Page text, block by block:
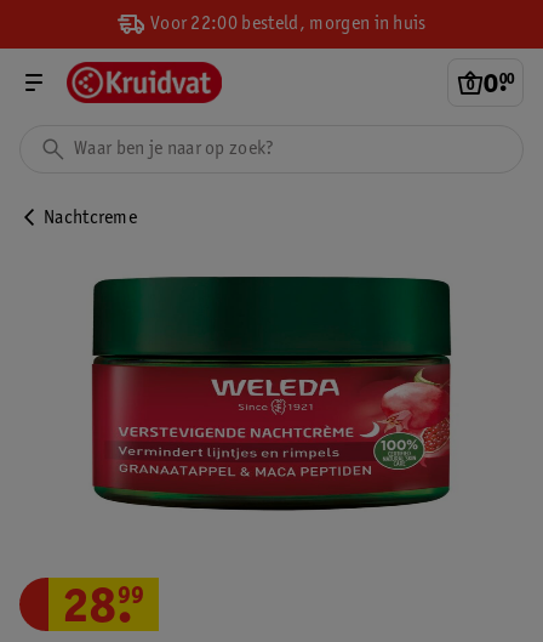
Voor 22:00 besteld, morgen in huis
0.
00
Nachtcreme
28.
99